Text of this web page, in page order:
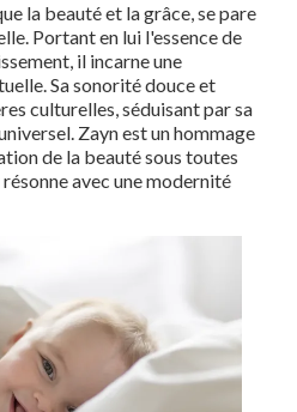
la beauté et la grâce, se pare
Portant en lui l'essence de
il incarne une
Sa sonorité douce et
culturelles, séduisant par sa
Zayn est un hommage
de la beauté sous toutes
avec une modernité